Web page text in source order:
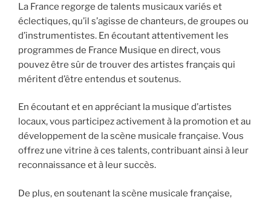
La France regorge de talents musicaux variés et
éclectiques, qu’il s’agisse de chanteurs, de groupes ou
d’instrumentistes. En écoutant attentivement les
programmes de France Musique en direct, vous
pouvez être sûr de trouver des artistes français qui
méritent d’être entendus et soutenus.
En écoutant et en appréciant la musique d’artistes
locaux, vous participez activement à la promotion et au
développement de la scène musicale française. Vous
offrez une vitrine à ces talents, contribuant ainsi à leur
reconnaissance et à leur succès.
De plus, en soutenant la scène musicale française,